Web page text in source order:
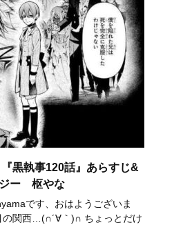
『黒執事120話』あらすじ&
ー 枢やな
です、おはようございま
の関西…(∩´∀｀)∩ ちょっとだけ